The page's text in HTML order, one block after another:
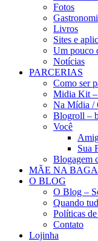
Fotos
Livros
Sites e
Um pouco
Notícias
PARCERIAS
Como ser
Midia Kit
Na Mídia /
Blogroll –
Você
Sua
Blogagem
MÃE NA
O BLOG
O Blog –
Quando
Políticas
Contato
Lojinha